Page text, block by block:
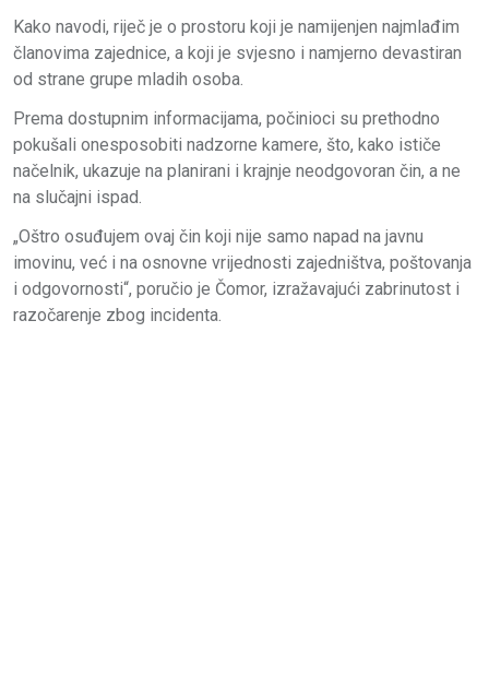
Kako navodi, riječ je o prostoru koji je namijenjen najmlađim
članovima zajednice, a koji je svjesno i namjerno devastiran
od strane grupe mladih osoba.
Prema dostupnim informacijama, počinioci su prethodno
pokušali onesposobiti nadzorne kamere, što, kako ističe
načelnik, ukazuje na planirani i krajnje neodgovoran čin, a ne
na slučajni ispad.
„Oštro osuđujem ovaj čin koji nije samo napad na javnu
imovinu, već i na osnovne vrijednosti zajedništva, poštovanja
i odgovornosti“, poručio je Čomor, izražavajući zabrinutost i
razočarenje zbog incidenta.